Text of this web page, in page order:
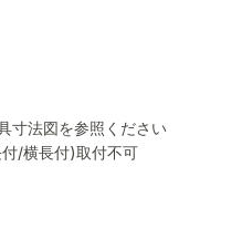
寸法図を参照ください
/横長付)取付不可